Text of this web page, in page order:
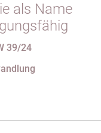
als Name
39/24